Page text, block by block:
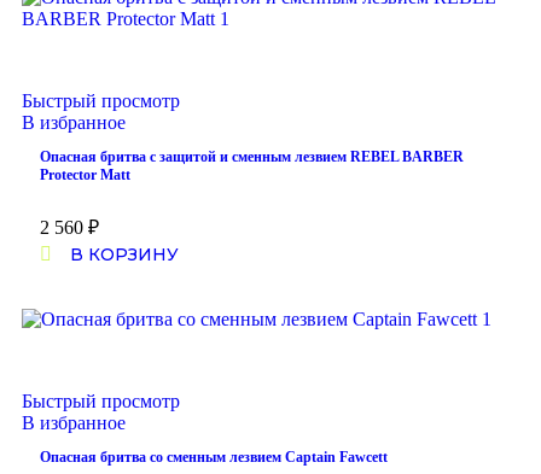
Быстрый просмотр
В избранное
Опасная бритва с защитой и сменным лезвием REBEL BARBER
Protector Matt
2 560 ₽
В КОРЗИНУ
Быстрый просмотр
В избранное
Опасная бритва со сменным лезвием Captain Fawcett